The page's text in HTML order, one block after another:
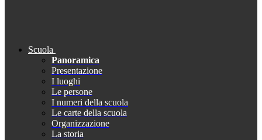
Scuola
Panoramica
Presentazione
I luoghi
Le persone
I numeri della scuola
Le carte della scuola
Organizzazione
La storia